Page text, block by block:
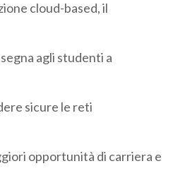
cloud-based, il
agli studenti a
sicure le reti
opportunità di carriera e